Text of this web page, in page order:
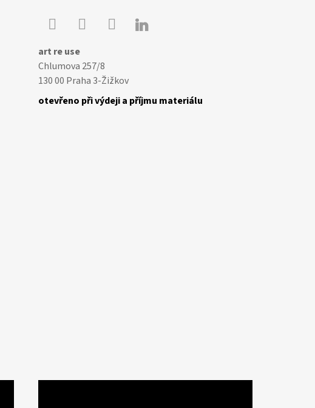

art re use
Chlumova 257/8
130 00 Praha 3-Žižkov
otevřeno při výdeji a příjmu materiálu